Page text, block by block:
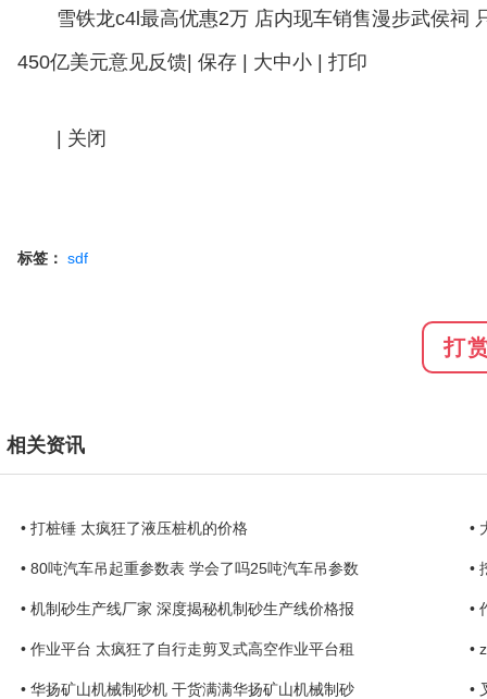
雪铁龙c4l最高优惠2万 店内现车销售漫步武侯祠
450亿美元意见反馈| 保存 | 大中小 | 打印
| 关闭
标签： sdf
打
相关资讯
• 打桩锤 太疯狂了液压桩机的价格 •
• 80吨汽车吊起重参数表 学会了吗25吨汽车吊参数 •
• 机制砂生产线厂家 深度揭秘机制砂生产线价格报 •
• 作业平台 太疯狂了自行走剪叉式高空作业平台租 •
• 华扬矿山机械制砂机 干货满满华扬矿山机械制砂 •